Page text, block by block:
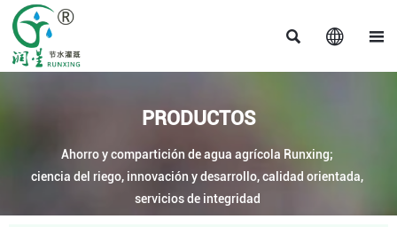
  
PRODUCTOS
Ahorro y compartición de agua agrícola Runxing;
ciencia del riego, innovación y desarrollo, calidad orientada,
servicios de integridad